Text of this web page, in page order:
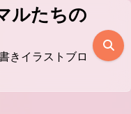
ルたちの
きイラストブロ